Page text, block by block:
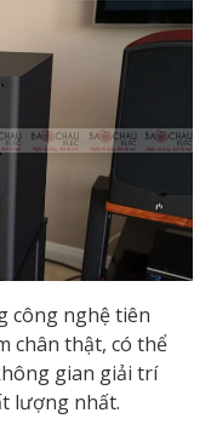
công nghệ tiên
chân thật, có thể
gian giải trí
lượng nhất.